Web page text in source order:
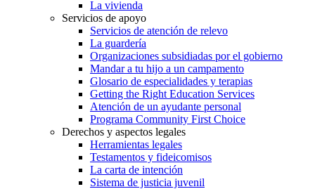
La vivienda
Servicios de apoyo
Servicios de atención de relevo
La guardería
Organizaciones subsidiadas por el gobierno
Mandar a tu hijo a un campamento
Glosario de especialidades y terapias
Getting the Right Education Services
Atención de un ayudante personal
Programa Community First Choice
Derechos y aspectos legales
Herramientas legales
Testamentos y fideicomisos
La carta de intención
Sistema de justicia juvenil